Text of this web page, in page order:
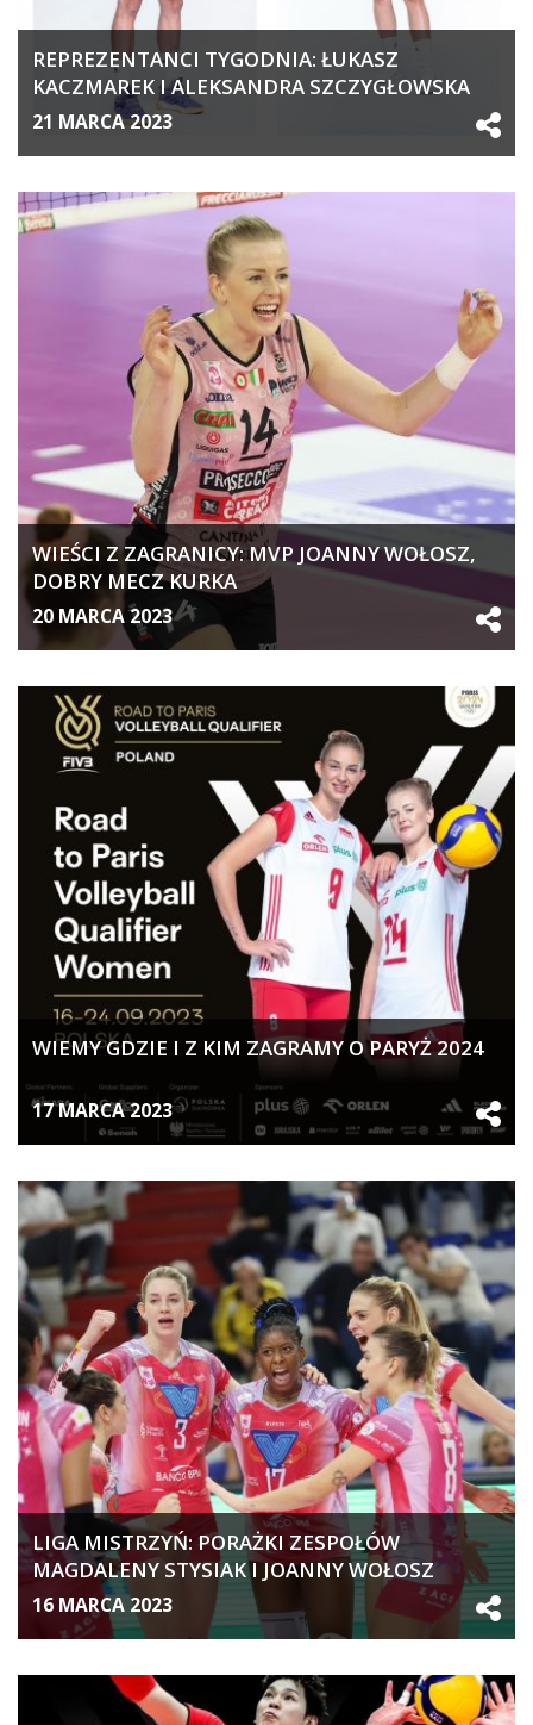
REPREZENTANCI TYGODNIA: ŁUKASZ
KACZMAREK I ALEKSANDRA SZCZYGŁOWSKA
21 MARCA 2023
WIEŚCI Z ZAGRANICY: MVP JOANNY WOŁOSZ,
DOBRY MECZ KURKA
20 MARCA 2023
WIEMY GDZIE I Z KIM ZAGRAMY O PARYŻ 2024
17 MARCA 2023
LIGA MISTRZYŃ: PORAŻKI ZESPOŁÓW
MAGDALENY STYSIAK I JOANNY WOŁOSZ
16 MARCA 2023